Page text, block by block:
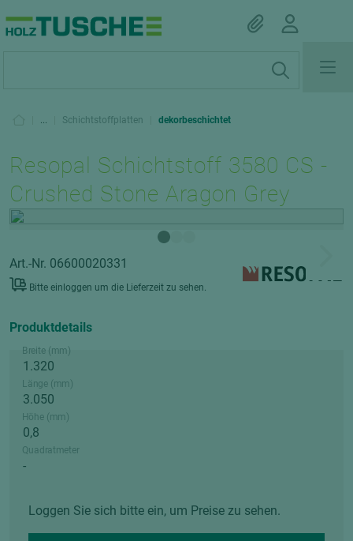
... Schichtstoffplatten dekorbeschichtet
Resopal Schichtstoff 3580 CS -
Crushed Stone Aragon Grey
Art.-Nr. 06600020331
Bitte einloggen um die Lieferzeit zu sehen.
Produktdetails
Breite (mm)
Länge (mm)
Höhe (mm)
Quadratmeter
Loggen Sie sich bitte ein, um Preise zu sehen.